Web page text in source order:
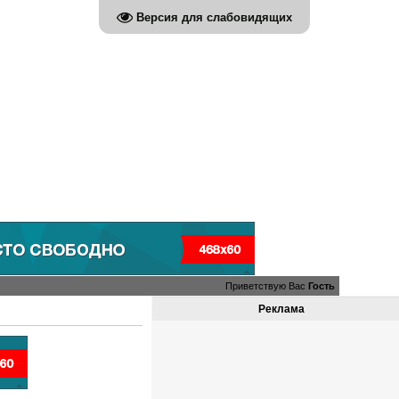
Версия для слабовидящих
Приветствую Вас Гость
Реклама